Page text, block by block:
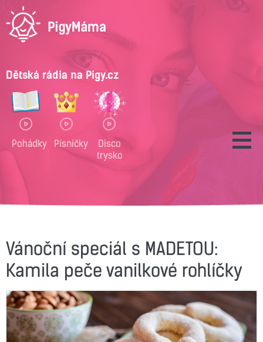
Dětská rádia na Pigy.cz
Pohádky Písničky
Disco
trysko
Vánoční speciál s MADETOU:
Kamila peče vanilkové rohlíčky